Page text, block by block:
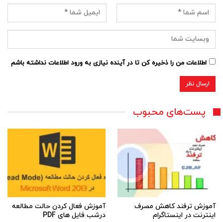
اطلاعات من را ذخیره کن تا در آینده نیازی به ورود اطلاعات نداشته باشم
پست‌های محبوب
آموزش ترفند کاهش مصرف
اینترنت در اینستاگرام
آموزش فعال کردن حالت مطالعه
درشب فایل های PDF